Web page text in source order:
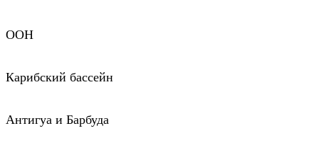
ООН
Карибский бассейн
Антигуа и Барбуда